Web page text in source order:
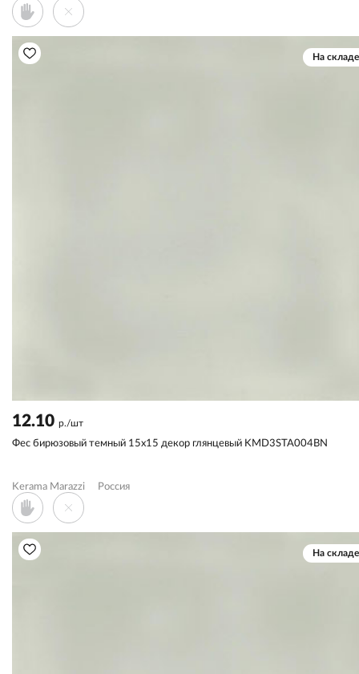
На складе
12.10 р./шт
Фес бирюзовый темный 15x15 декор глянцевый KMD3STA004BN
Kerama Marazzi Россия
На складе